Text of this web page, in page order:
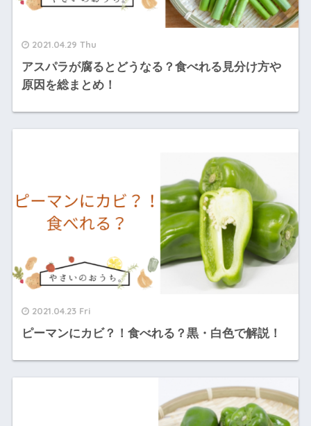
2021.04.29 Thu
アスパラが腐るとどうなる？食べれる見分け方や
原因を総まとめ！
2021.04.23 Fri
ピーマンにカビ？！食べれる？黒・白色で解説！